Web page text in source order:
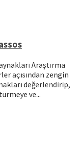
Araştırma
açısından zengin
değerlendirip,
ve...